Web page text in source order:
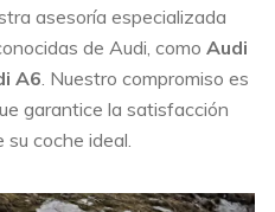
asesoría especializada
de Audi, como Audi
A6. Nuestro compromiso es
garantice la satisfacción
su coche ideal.